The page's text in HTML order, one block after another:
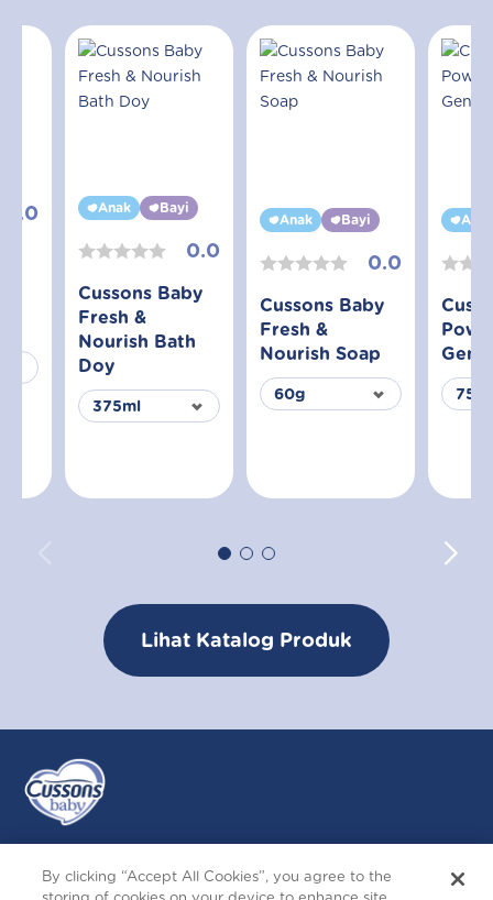
0.0 Anak Bayi
0.0
Cussons Baby
Fresh &
Nourish Bath
Doy
Anak Bayi
0.0
Cussons Baby
Fresh &
Nourish Soap
Anak
Lihat Katalog Produk
Ikuti Kami
By clicking “Accept All Cookies”, you agree to the